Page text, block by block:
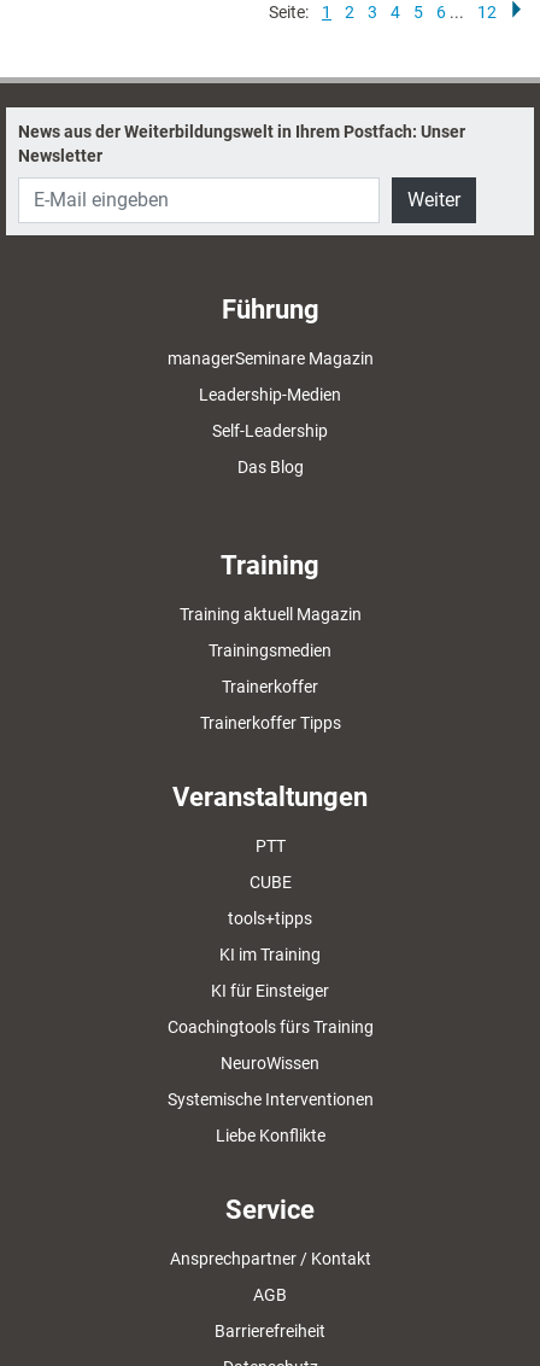
Seite: 1 2 3 4 5 6 ... 12
News aus der Weiterbildungswelt in Ihrem Postfach: Unser
Newsletter
Weiter
Führung
managerSeminare Magazin
Leadership-Medien
Self-Leadership
Das Blog
Training
Training aktuell Magazin
Trainingsmedien
Trainerkoffer
Trainerkoffer Tipps
Veranstaltungen
PTT
CUBE
tools+tipps
KI im Training
KI für Einsteiger
Coachingtools fürs Training
NeuroWissen
Systemische Interventionen
Liebe Konflikte
Service
Ansprechpartner / Kontakt
AGB
Barrierefreiheit